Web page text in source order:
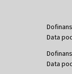
Data
Data